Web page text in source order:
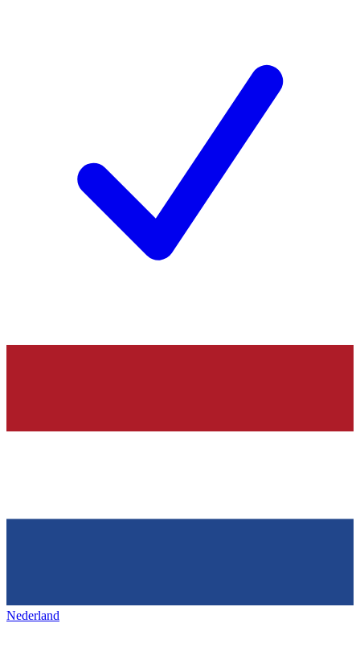
Nederland